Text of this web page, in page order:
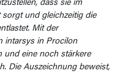
dass sie im
und gleichzeitig die
Mit der
intarsys in Procilon
und eine noch stärkere
Die Auszeichnung beweist,